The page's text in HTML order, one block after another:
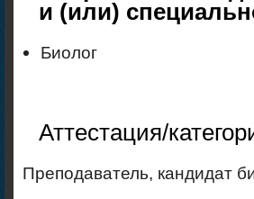
и (или)
Биолог
Аттестация/
Преподаватель, кандидат